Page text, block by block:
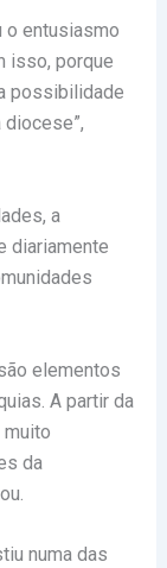
o entusiasmo
isso, porque
possibilidade
a
diariamente
elementos
A partir da
muito
da
numa das